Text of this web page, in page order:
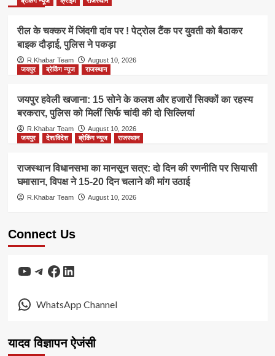
रील के चक्कर में जिंदगी दांव पर ! पेट्रोल टैंक पर युवती को बैठाकर
बाइक दौड़ाई, पुलिस ने पकड़ा
R.Khabar Team
August 10, 2026
जयपुर
ब्रेकिंग न्यूज राजस्थान
जयपुर हवेली खजाना: 15 सोने के कलश और हजारों सिक्कों का रहस्य
बरकरार, पुलिस को मिलीं सिर्फ चांदी की दो सिल्लियां
R.Khabar Team
August 10, 2026
जयपुर
देश/विदेश ब्रेकिंग न्यूज राजस्थान
राजस्थान विधानसभा का मानसून सत्र: दो दिन की रणनीति पर सियासी
घमासान, विपक्ष ने 15-20 दिन चलाने की मांग उठाई
R.Khabar Team August 10, 2026
Connect Us
YouTube
Telegram
Facebook
LinkedIn
WhatsApp Channel
यादव विज्ञापन ऐजंसी